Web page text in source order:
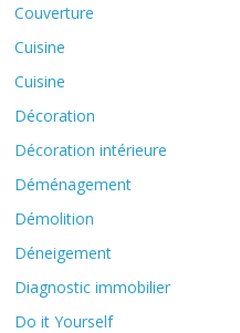
Couverture
Cuisine
Cuisine
Décoration
Décoration intérieure
Déménagement
Démolition
Déneigement
Diagnostic immobilier
Do it Yourself